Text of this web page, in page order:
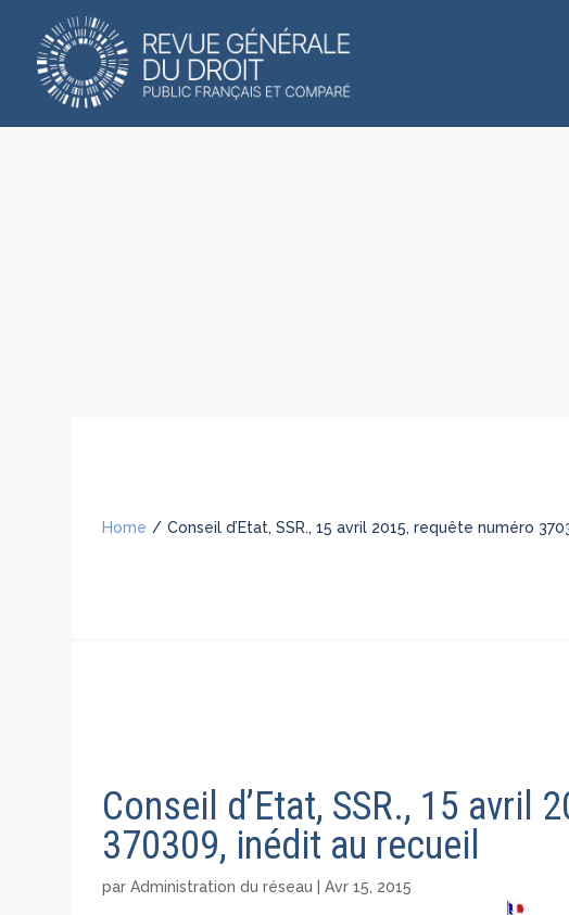
Home / Conseil d’Etat, SSR., 15 avril 2015, requête numéro
Conseil d’Etat, SSR., 15 avril
370309, inédit au recueil
parAdministration du réseau |Avr 15, 2015